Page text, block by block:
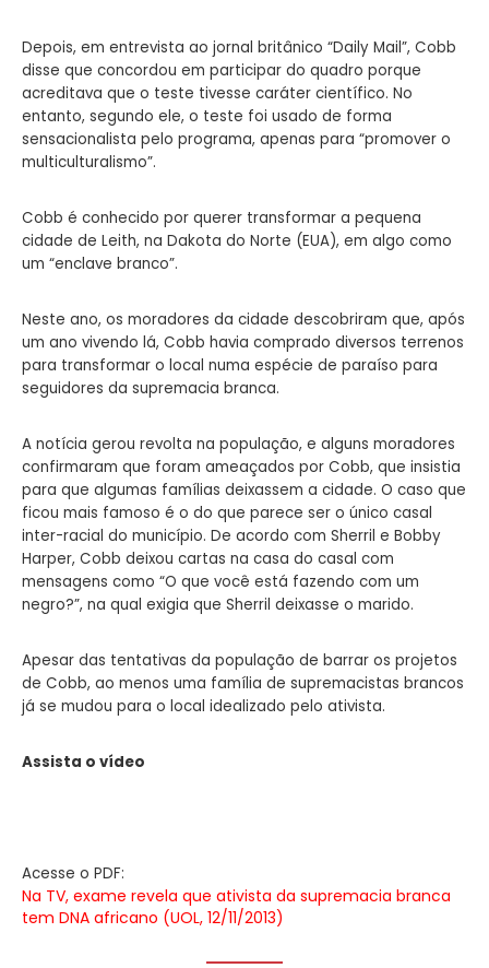
Depois, em entrevista ao jornal britânico “Daily Mail”, Cobb
disse que concordou em participar do quadro porque
acreditava que o teste tivesse caráter científico. No
entanto, segundo ele, o teste foi usado de forma
sensacionalista pelo programa, apenas para “promover o
multiculturalismo”.
Cobb é conhecido por querer transformar a pequena
cidade de Leith, na Dakota do Norte (EUA), em algo como
um “enclave branco”.
Neste ano, os moradores da cidade descobriram que, após
um ano vivendo lá, Cobb havia comprado diversos terrenos
para transformar o local numa espécie de paraíso para
seguidores da supremacia branca.
A notícia gerou revolta na população, e alguns moradores
confirmaram que foram ameaçados por Cobb, que insistia
para que algumas famílias deixassem a cidade. O caso que
ficou mais famoso é o do que parece ser o único casal
inter-racial do município. De acordo com Sherril e Bobby
Harper, Cobb deixou cartas na casa do casal com
mensagens como “O que você está fazendo com um
negro?”, na qual exigia que Sherril deixasse o marido.
Apesar das tentativas da população de barrar os projetos
de Cobb, ao menos uma família de supremacistas brancos
já se mudou para o local idealizado pelo ativista.
Assista o vídeo
Acesse o PDF:
Na TV, exame revela que ativista da supremacia branca
tem DNA africano (UOL, 12/11/2013)